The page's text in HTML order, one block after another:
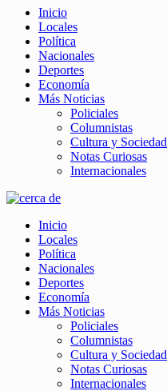
Inicio
Locales
Política
Nacionales
Deportes
Economía
Más Noticias
Policiales
Columnistas
Cultura y Sociedad
Notas Curiosas
Internacionales
Inicio
Locales
Política
Nacionales
Deportes
Economía
Más Noticias
Policiales
Columnistas
Cultura y Sociedad
Notas Curiosas
Internacionales